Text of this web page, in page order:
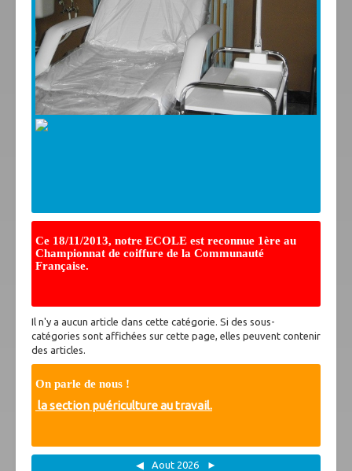
Formations
1er degré commn
1er degré différencié
2° et 3° degrés COIFFURE
2° et 3° degrés CONSTRUCTION
2° degré SERVICES SOCIAUX
3° degré PUERICULTURE
Nous atteindre
Visite virtuelle
Inscriptions
Restaurant scolaire
Récentes
En cours
En projet
On parle de nous
Vidéos
Photos
Archives
Projet citoyen
Ce 18/11/2013, notre ECOLE est reconnue 1ère au
Championnat de coiffure de la Communauté
Française.
Il n'y a aucun article dans cette catégorie. Si des sous-
catégories sont affichées sur cette page, elles peuvent contenir
des articles.
On parle de nous !
la section puériculture au travail.
◀ Aout 2026 ►